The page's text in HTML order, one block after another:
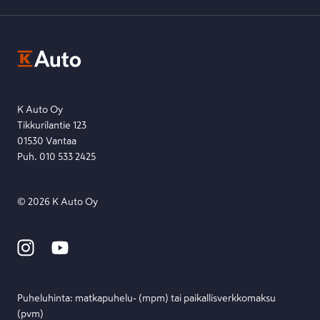
Etsi toimipiste
K Auto Oy
Tikkurilantie 123
01530 Vantaa
Puh. 010 533 2425
© 2026 K Auto Oy
Puheluhinta: matka­puhelu- (mpm) tai paikallis­verkko­maksu
(pvm)